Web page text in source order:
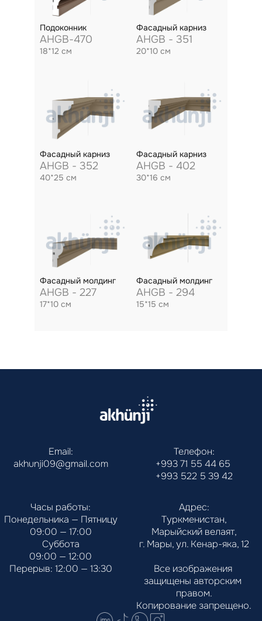
Подоконник
AHGB-470
18*12 см
Фасадный карниз
AHGB - 351
20*10 см
Фасадный карниз
AHGB - 352
40*25 см
Фасадный карниз
AHGB - 402
30*16 см
Фасадный молдинг
AHGB - 227
17*10 см
Фасадный молдинг
AHGB - 294
15*15 см
Email:
akhunji09@gmail.com
Телефон:
+993 71 55 44 65
+993 522 5 39 42
Часы работы:
Понедельника — Пятницу
09:00 — 17:00
Суббота
09:00 — 12:00
Перерыв: 12:00 — 13:30
Адрес:
Туркменистан,
Марыйский велаят,
г. Мары, ул. Кенар-яка, 12
Все изображения
защищены авторским
правом.
Копирование запрещено.